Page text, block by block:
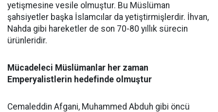
yetişmesine vesile olmuştur. Bu Müslüman
şahsiyetler başka İslamcılar da yetiştirmişlerdir. İhvan,
Nahda gibi hareketler de son 70-80 yıllık sürecin
ürünleridir.
Mücadeleci Müslümanlar her zaman
Emperyalistlerin hedefinde olmuştur
Cemaleddin Afgani, Muhammed Abduh gibi öncü